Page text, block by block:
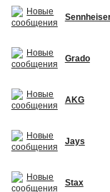
Grado
AKG
Jays
Stax